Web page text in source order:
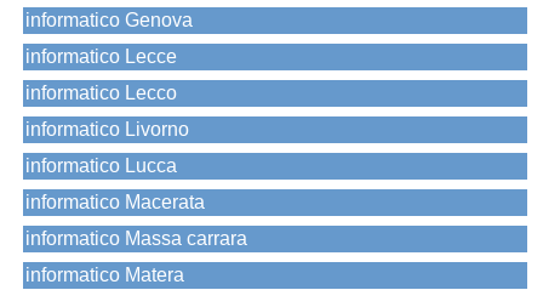
informatico Genova
informatico Lecce
informatico Lecco
informatico Livorno
informatico Lucca
informatico Macerata
informatico Massa carrara
informatico Matera